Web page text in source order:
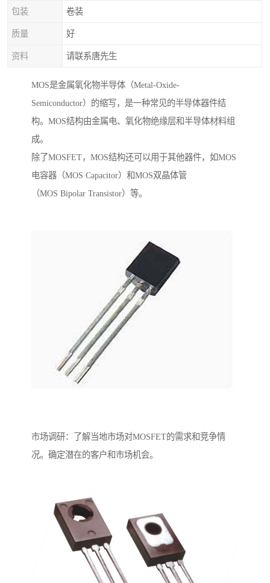
包装 卷装
质量 好
资料 请联系唐先生
MOS是金属氧化物半导体（Metal-Oxide-
Semiconductor）的缩写，是一种常见的半导体器件结
构。MOS结构由金属电、氧化物绝缘层和半导体材料组
成。
除了MOSFET，MOS结构还可以用于其他器件，如MOS
电容器（MOS Capacitor）和MOS双晶体管
（MOS Bipolar Transistor）等。
市场调研：了解当地市场对MOSFET的需求和竞争情
况。确定潜在的客户和市场机会。